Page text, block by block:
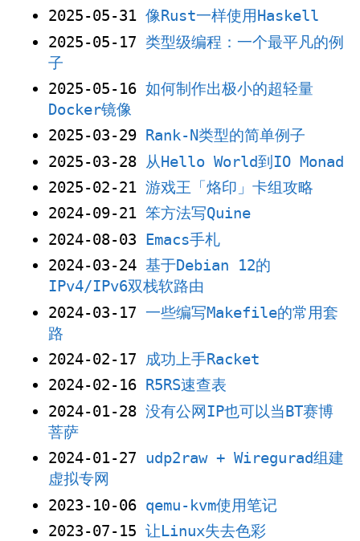
2025-05-31 像Rust一样使用Haskell
2025-05-17 类型级编程：一个最平凡的例
子
2025-05-16 如何制作出极小的超轻量
Docker镜像
2025-03-29 Rank-N类型的简单例子
2025-03-28 从Hello World到IO Monad
2025-02-21 游戏王「烙印」卡组攻略
2024-09-21 笨方法写Quine
2024-08-03 Emacs手札
2024-03-24 基于Debian 12的
IPv4/IPv6双栈软路由
2024-03-17 一些编写Makefile的常用套
路
2024-02-17 成功上手Racket
2024-02-16 R5RS速查表
2024-01-28 没有公网IP也可以当BT赛博
菩萨
2024-01-27 udp2raw + Wiregurad组建
虚拟专网
2023-10-06 qemu-kvm使用笔记
2023-07-15 让Linux失去色彩